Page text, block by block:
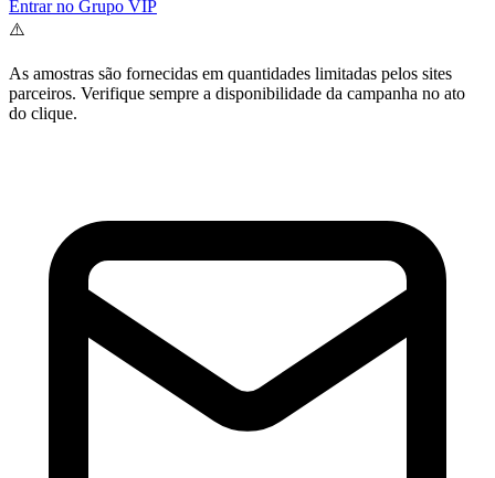
Entrar no Grupo VIP
⚠️
As amostras são fornecidas em quantidades limitadas pelos sites
parceiros. Verifique sempre a disponibilidade da campanha no ato
do clique.